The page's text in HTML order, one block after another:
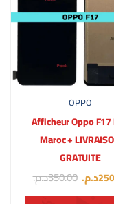
OPPO
Afficheur Oppo
Maroc +
GRATUITE
د.م. 350.00د.م.